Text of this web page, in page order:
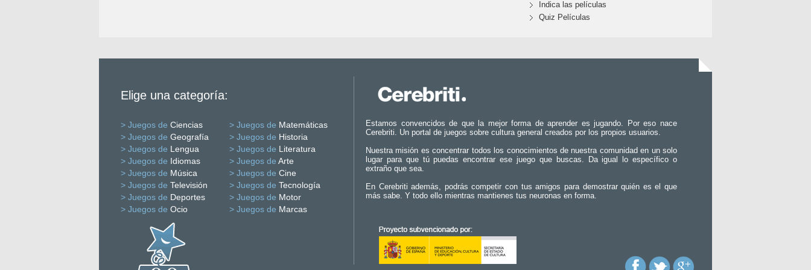
Indica las películas
Quiz Películas
Elige una categoría:
> Juegos de Ciencias > Juegos de Matemáticas
> Juegos de Geografía > Juegos de Historia
> Juegos de Lengua > Juegos de Literatura
> Juegos de Idiomas > Juegos de Arte
> Juegos de Música > Juegos de Cine
> Juegos de Televisión > Juegos de Tecnología
> Juegos de Deportes > Juegos de Motor
> Juegos de Ocio > Juegos de Marcas
Estamos convencidos de que la mejor forma de aprender es jugando. Por eso nace
Cerebriti. Un portal de juegos sobre cultura general creados por los propios usuarios.
Nuestra misión es concentrar todos los conocimientos de nuestra comunidad en un solo
lugar para que tú puedas encontrar ese juego que buscas. Da igual lo específico o
extraño que sea.
En Cerebriti además, podrás competir con tus amigos para demostrar quién es el que
más sabe. Y todo ello mientras mantienes tus neuronas en forma.